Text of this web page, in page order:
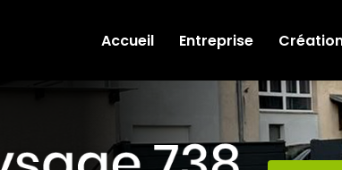
Accueil
Entreprise
Cour et
Terrasse
Murs de